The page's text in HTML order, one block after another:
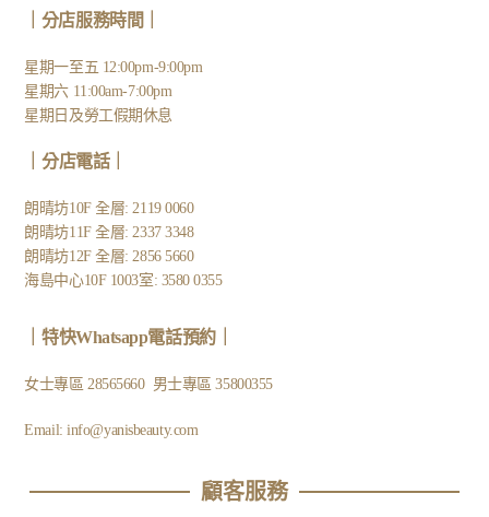
｜分店服務時間｜
星期一至五 12:00pm-9:00pm
星期六 11:00am-7:00pm
星期日及勞工假期休息
分店電話｜
朗晴坊10F 全層: 2119 0060
朗晴坊11F 全層: 2337 3348
朗晴坊12F 全層: 2856 5660
海島中心10F 1003室: 3580 0355
特快Whatsapp電話預約｜
女士專區28565660 男士專區35800355
Email:info@yanisbeauty.com
顧客服務​